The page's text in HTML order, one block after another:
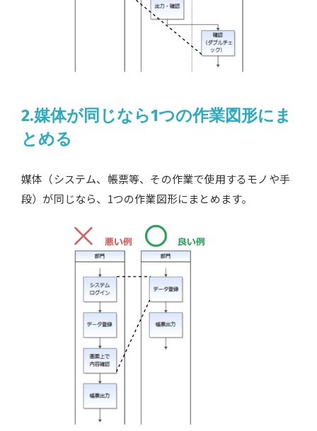
2.媒体が同じなら1つの作業図形にま
とめる
媒体（システム、帳票等、その作業で使用するモノや手
段）が同じなら、1つの作業図形にまとめます。